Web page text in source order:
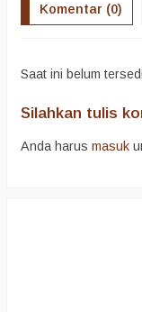
Komentar (0)
Saat ini belum
Silahkan tulis
Anda harus masuk